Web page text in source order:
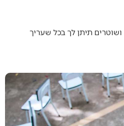
תיתן לך בכל שעריך